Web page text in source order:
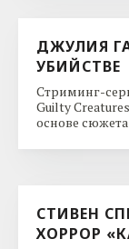
ДЖУЛИЯ
УБИЙСТВЕ
Стриминг-
Guilty
основе
СТИВЕН
ХОРРОР